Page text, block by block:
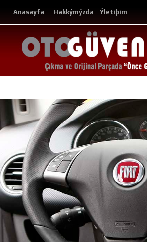
Anasayfa Hakkýmýzda Ýletiþim